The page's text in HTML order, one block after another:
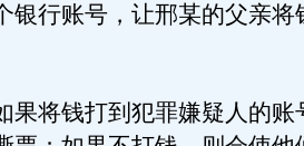
银行账号，让邢某的父亲将
将钱打到犯罪嫌疑人的账